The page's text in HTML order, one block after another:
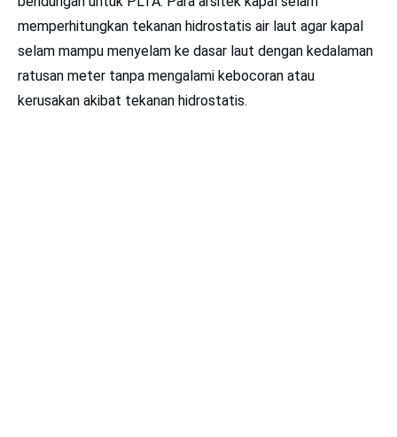
memperhitungkan tekanan hidrostatis air laut agar kapal
selam mampu menyelam ke dasar laut dengan kedalaman
ratusan meter tanpa mengalami kebocoran atau
kerusakan akibat tekanan hidrostatis.